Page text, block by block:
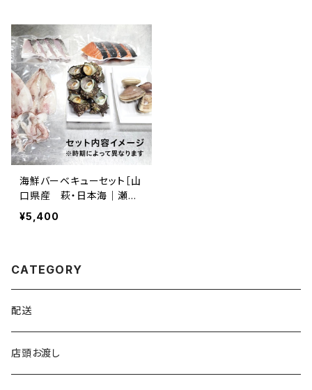
海鮮バーベキューセット［山
口県産 萩・日本海｜瀬戸
内海］
¥5,400
CATEGORY
配送
店頭お渡し